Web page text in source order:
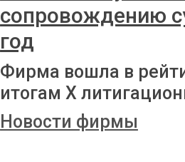
сопровождению
год
Фирма вошла в
итогам X
Новости фирмы